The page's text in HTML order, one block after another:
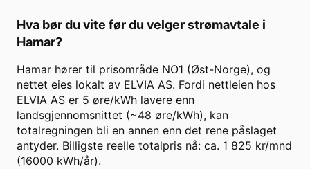
Hva bør du vite før du velger strømavtale i
Hamar?
Hamar hører til prisområde NO1 (Øst-Norge), og
nettet eies lokalt av ELVIA AS. Fordi nettleien hos
ELVIA AS er 5 øre/kWh lavere enn
landsgjennomsnittet (~48 øre/kWh), kan
totalregningen bli en annen enn det rene påslaget
antyder. Billigste reelle totalpris nå: ca. 1 825 kr/mnd
(16000 kWh/år).